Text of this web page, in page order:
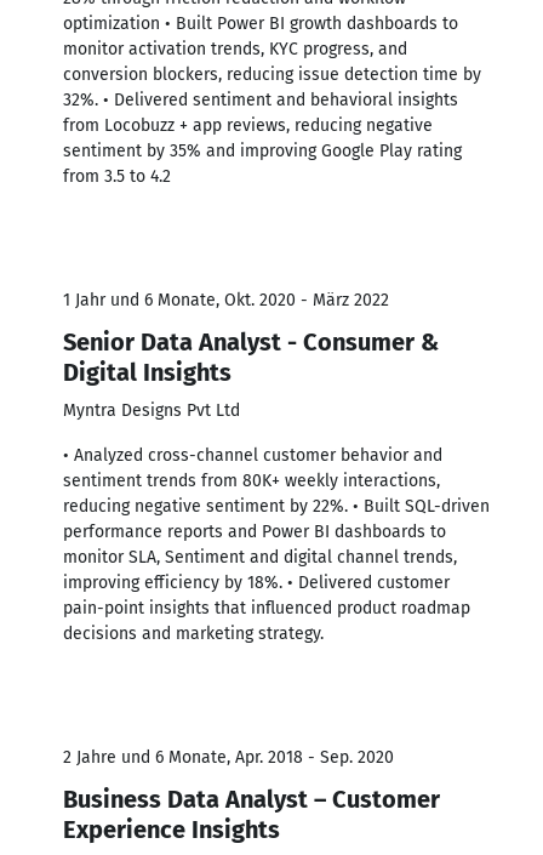
optimization • Built Power BI growth dashboards to
monitor activation trends, KYC progress, and
conversion blockers, reducing issue detection time by
32%. • Delivered sentiment and behavioral insights
from Locobuzz + app reviews, reducing negative
sentiment by 35% and improving Google Play rating
from 3.5 to 4.2
1 Jahr und 6 Monate, Okt. 2020 - März 2022
Senior Data Analyst - Consumer &
Digital Insights
Myntra Designs Pvt Ltd
• Analyzed cross-channel customer behavior and
sentiment trends from 80K+ weekly interactions,
reducing negative sentiment by 22%. • Built SQL-driven
performance reports and Power BI dashboards to
monitor SLA, Sentiment and digital channel trends,
improving efficiency by 18%. • Delivered customer
pain-point insights that influenced product roadmap
decisions and marketing strategy.
2 Jahre und 6 Monate, Apr. 2018 - Sep. 2020
Business Data Analyst – Customer
Experience Insights